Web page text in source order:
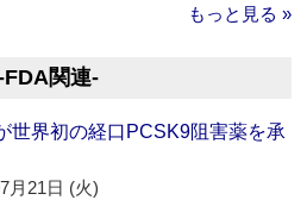
もっと見る »
関連‐
世界初の経口PCSK9阻害薬を承
月21日 (火)